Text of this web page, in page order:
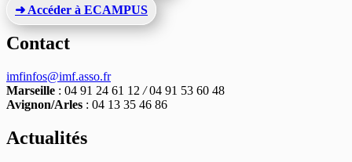
➜ Accéder à ECAMPUS
Contact
imfinfos@imf.asso.fr
Marseille : 04 91 24 61 12 /04 91 53 60 48
Avignon/Arles : 04 13 35 46 86
Actualités